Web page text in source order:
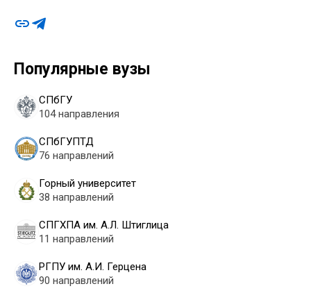
Популярные вузы
СПбГУ
104 направления
СПбГУПТД
76 направлений
Горный университет
38 направлений
СПГХПА им. А.Л. Штиглица
11 направлений
РГПУ им. А.И. Герцена
90 направлений